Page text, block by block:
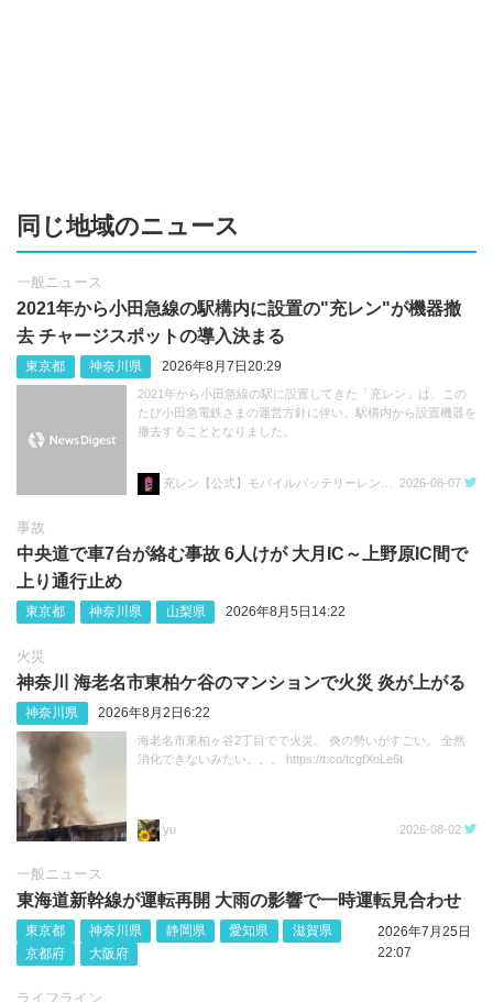
同じ地域のニュース
一般ニュース
2021年から小田急線の駅構内に設置の"充レン"が機器撤
去 チャージスポットの導入決まる
東京都 神奈川県 2026年8月7日20:29
2021年から小田急線の駅に設置してきた「充レン」は、この
たび小田急電鉄さまの運営方針に伴い、駅構内から設置機器を
撤去することとなりました。
2026-08-07
事故
中央道で車7台が絡む事故 6人けが 大月IC～上野原IC間で
上り通行止め
東京都 神奈川県 山梨県 2026年8月5日14:22
火災
神奈川 海老名市東柏ケ谷のマンションで火災 炎が上がる
神奈川県 2026年8月2日6:22
海老名市東柏ヶ谷2丁目でで火災。 炎の勢いがすごい。 全然
消化できないみたい。。。 https://t.co/tcgfXoLe6t
yu 2026-08-02
一般ニュース
東海道新幹線が運転再開 大雨の影響で一時運転見合わせ
東京都 神奈川県 静岡県 愛知県
滋賀県
京都府
大阪府
2026年7月25日
22:07
ライフライン